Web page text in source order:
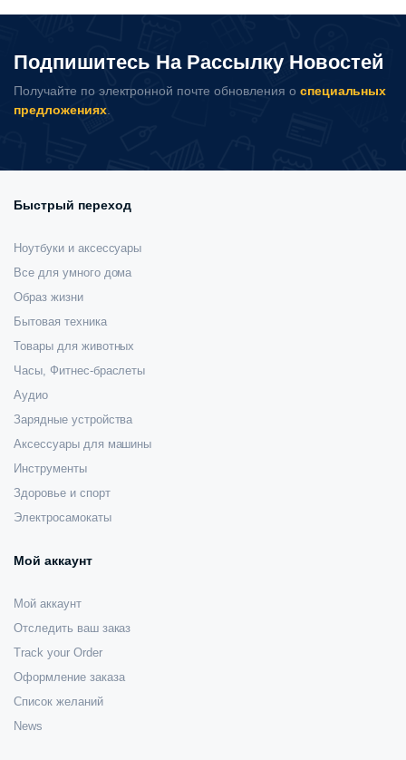
PRO
(MWWMKP01)
количество
Подпишитесь На Рассылку Новостей
Получайте по электронной почте обновления о специальных
предложениях.
Быстрый переход
Ноутбуки и аксессуары
Все для умного дома
Образ жизни
Бытовая техника
Товары для животных
Часы, Фитнес-браслеты
Аудио
Зарядные устройства
Аксессуары для машины
Инструменты
Здоровье и спорт
Электросамокаты
Мой аккаунт
Мой аккаунт
Отследить ваш заказ
Track your Order
Оформление заказа
Список желаний
News